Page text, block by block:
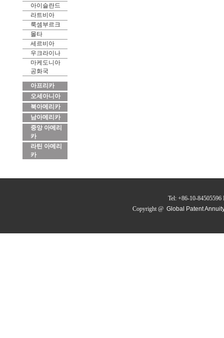
아이슬란드
라트비아
룩셈부르크
몰타
세르비아
우크라이나
마케도니아
공화국
아프리카
오세아니아
북아메리카
남아메리카
중앙 아메리
카
라틴 아메리
카
Tel: +86-10-
Copyright @ Global Patent